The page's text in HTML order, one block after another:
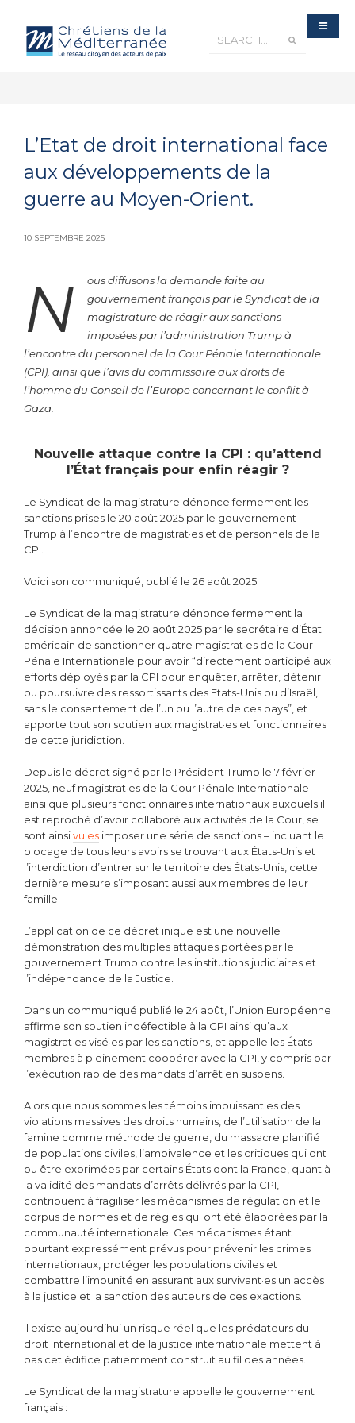
L’Etat de droit international face
aux développements de la
guerre au Moyen-Orient.
10 SEPTEMBRE 2025
N
ous diffusons la demande faite au
gouvernement français par le Syndicat de la
magistrature de réagir aux sanctions
imposées par l’administration Trump à
l’encontre du personnel de la Cour Pénale Internationale
(CPI), ainsi que l’avis du commissaire aux droits de
l’homme du Conseil de l’Europe concernant le conflit à
Gaza.
Nouvelle attaque contre la CPI : qu’attend
l’État français pour enfin réagir ?
Le Syndicat de la magistrature dénonce fermement les
sanctions prises le 20 août 2025 par le gouvernement
Trump à l’encontre de magistrat·es et de personnels de la
CPI.
Voici son communiqué, publié le 26 août 2025.
Le Syndicat de la magistrature dénonce fermement la
décision annoncée le 20 août 2025 par le secrétaire d’État
américain de sanctionner quatre magistrat·es de la Cour
Pénale Internationale pour avoir “directement participé aux
efforts déployés par la CPI pour enquêter, arrêter, détenir
ou poursuivre des ressortissants des Etats-Unis ou d’Israël,
sans le consentement de l’un ou l’autre de ces pays”, et
apporte tout son soutien aux magistrat·es et fonctionnaires
de cette juridiction.
Depuis le décret signé par le Président Trump le 7 février
2025, neuf magistrat·es de la Cour Pénale Internationale
ainsi que plusieurs fonctionnaires internationaux auxquels il
est reproché d’avoir collaboré aux activités de la Cour, se
sont ainsivu.es imposer une série de sanctions – incluant le
blocage de tous leurs avoirs se trouvant aux États-Unis et
l’interdiction d’entrer sur le territoire des États-Unis, cette
dernière mesure s’imposant aussi aux membres de leur
famille.
L’application de ce décret inique est une nouvelle
démonstration des multiples attaques portées par le
gouvernement Trump contre les institutions judiciaires et
l’indépendance de la Justice.
Dans un communiqué publié le 24 août, l’Union Européenne
affirme son soutien indéfectible à la CPI ainsi qu’aux
magistrat·es visé·es par les sanctions, et appelle les États-
membres à pleinement coopérer avec la CPI, y compris par
l’exécution rapide des mandats d’arrêt en suspens.
Alors que nous sommes les témoins impuissant·es des
violations massives des droits humains, de l’utilisation de la
famine comme méthode de guerre, du massacre planifié
de populations civiles, l’ambivalence et les critiques qui ont
pu être exprimées par certains États dont la France, quant à
la validité des mandats d’arrêts délivrés par la CPI,
contribuent à fragiliser les mécanismes de régulation et le
corpus de normes et de règles qui ont été élaborées par la
communauté internationale. Ces mécanismes étant
pourtant expressément prévus pour prévenir les crimes
internationaux, protéger les populations civiles et
combattre l’impunité en assurant aux survivant·es un accès
à la justice et la sanction des auteurs de ces exactions.
Il existe aujourd’hui un risque réel que les prédateurs du
droit international et de la justice internationale mettent à
bas cet édifice patiemment construit au fil des années.
Le Syndicat de la magistrature appelle le gouvernement
français :